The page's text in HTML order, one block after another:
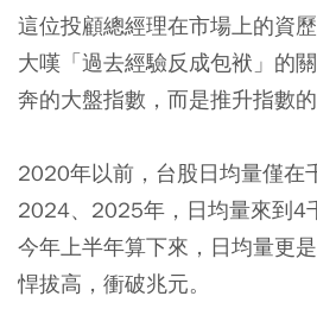
這位投顧總經理在市場上的資
大嘆「過去經驗反成包袱」的
奔的大盤指數，而是推升指數的
2020年以前，台股日均量僅在
2024、2025年，日均量來到4
今年上半年算下來，日均量更
悍拔高，衝破兆元。